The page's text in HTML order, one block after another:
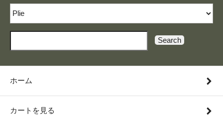
Search
ホーム
カートを見る